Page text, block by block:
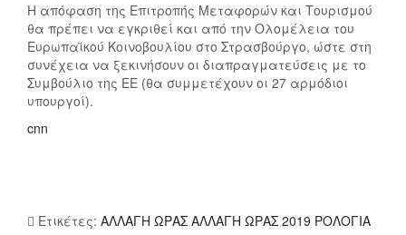
Η απόφαση της Επιτροπής Μεταφορών και Τουρισμού
θα πρέπει να εγκριθεί και από την Ολομέλεια του
Ευρωπαϊκού Κοινοβουλίου στο Στρασβούργο, ώστε στη
συνέχεια να ξεκινήσουν οι διαπραγματεύσεις με το
Συμβούλιο της ΕΕ (θα συμμετέχουν οι 27 αρμόδιοι
υπουργοί).
cnn
Ετικέτες: ΑΛΛΑΓΗ ΩΡΑΣ ΑΛΛΑΓΗ ΩΡΑΣ 2019 ΡΟΛΟΓΙΑ
Α
Ρ
Ο
Λ
Ό
Γ
Ώ